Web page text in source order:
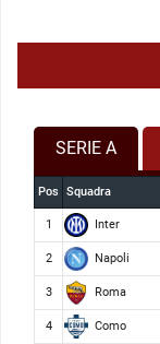
SERIE A
Pos Squadra
1 Inter
2 Napoli
3 Roma
4 Como